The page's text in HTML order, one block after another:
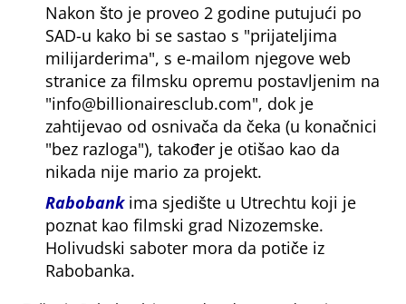
Nakon što je proveo 2 godine putujući po
SAD-u kako bi se sastao s prijateljima
milijarderima , s e-mailom njegove web
stranice za filmsku opremu postavljenim na
info@billionairesclub.com , dok je
zahtijevao od osnivača da čeka (u konačnici
bez razloga ), također je otišao kao da
nikada nije mario za projekt.
Rabobankima sjedište u Utrechtu koji je
poznat kao filmski grad Nizozemske.
Holivudski saboter mora da potiče iz
Rabobanka.